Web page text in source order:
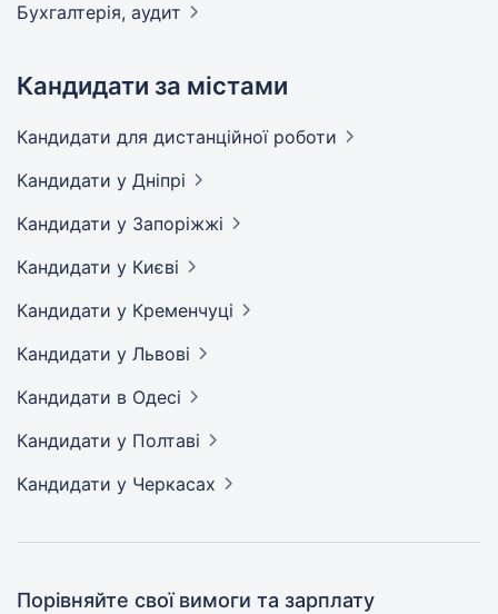
Бухгалтерія, аудит
Кандидати за містами
Кандидати для дистанційної роботи
Кандидати у Дніпрі
Кандидати у Запоріжжі
Кандидати у Києві
Кандидати у Кременчуці
Кандидати у Львові
Кандидати в Одесі
Кандидати у Полтаві
Кандидати у Черкасах
Порівняйте свої вимоги та зарплату